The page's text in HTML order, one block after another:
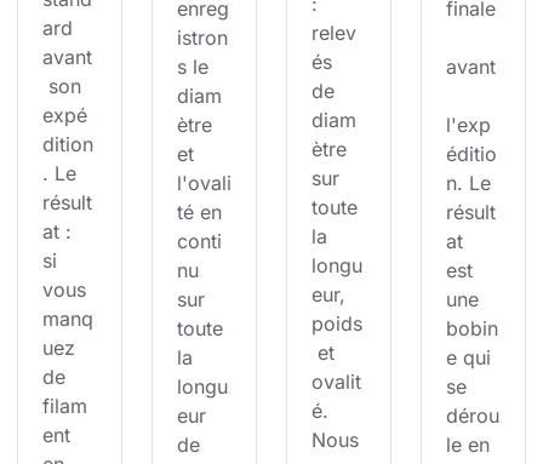
ard
avant
son
expé
dition
. Le
résult
at :
si
vous
manq
uez
de
filam
ent
enreg
istron
s le
diam
ètre
et
l'ovali
té en
conti
nu
sur
toute
la
longu
eur
de
relev
és
de
diam
ètre
sur
toute
la
longu
eur,
poids
et
ovalit
é.
Nous
finale
avant
l'exp
éditio
n. Le
résult
at
est
une
bobin
e qui
se
dérou
le en